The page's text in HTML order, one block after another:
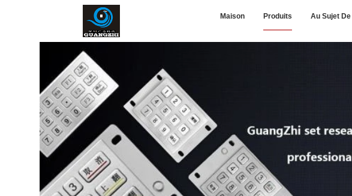
Maison Produits Au Sujet